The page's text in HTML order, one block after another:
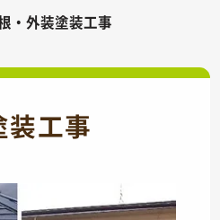
・外装塗装工事
装工事